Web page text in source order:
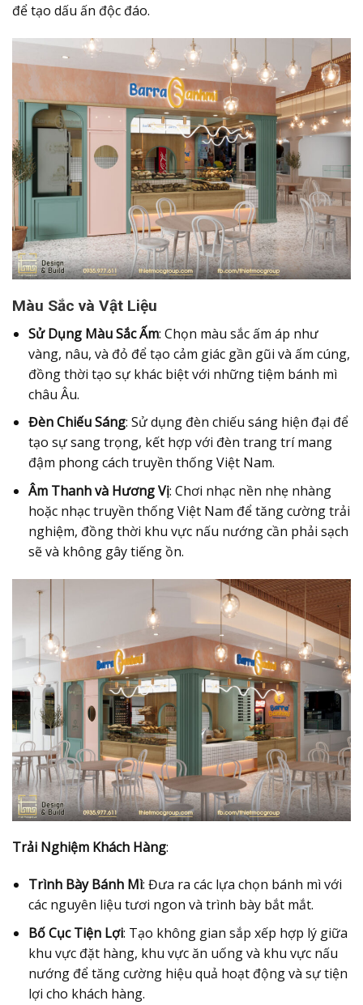
để tạo dấu ấn độc đáo.
Màu Sắc và Vật Liệu
Sử Dụng Màu Sắc Ấm: Chọn màu sắc ấm áp như
vàng, nâu, và đỏ để tạo cảm giác gần gũi và ấm cúng,
đồng thời tạo sự khác biệt với những tiệm bánh mì
châu Âu.
Đèn Chiếu Sáng: Sử dụng đèn chiếu sáng hiện đại để
tạo sự sang trọng, kết hợp với đèn trang trí mang
đậm phong cách truyền thống Việt Nam.
Âm Thanh và Hương Vị: Chơi nhạc nền nhẹ nhàng
hoặc nhạc truyền thống Việt Nam để tăng cường trải
nghiệm, đồng thời khu vực nấu nướng cần phải sạch
sẽ và không gây tiếng ồn.
Trải Nghiệm Khách Hàng:
Trình Bày Bánh Mì: Đưa ra các lựa chọn bánh mì với
các nguyên liệu tươi ngon và trình bày bắt mắt.
Bố Cục Tiện Lợi: Tạo không gian sắp xếp hợp lý giữa
khu vực đặt hàng, khu vực ăn uống và khu vực nấu
nướng để tăng cường hiệu quả hoạt động và sự tiện
lợi cho khách hàng.